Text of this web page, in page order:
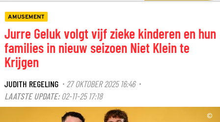
AMUSEMENT
Jurre Geluk volgt vijf zieke kinderen en hun
families in nieuw seizoen Niet Klein te
Krijgen
JUDITH REGELING · 27 OKTOBER 2025 16:46·
LAATSTE UPDATE: 02-11-25 17:18
©